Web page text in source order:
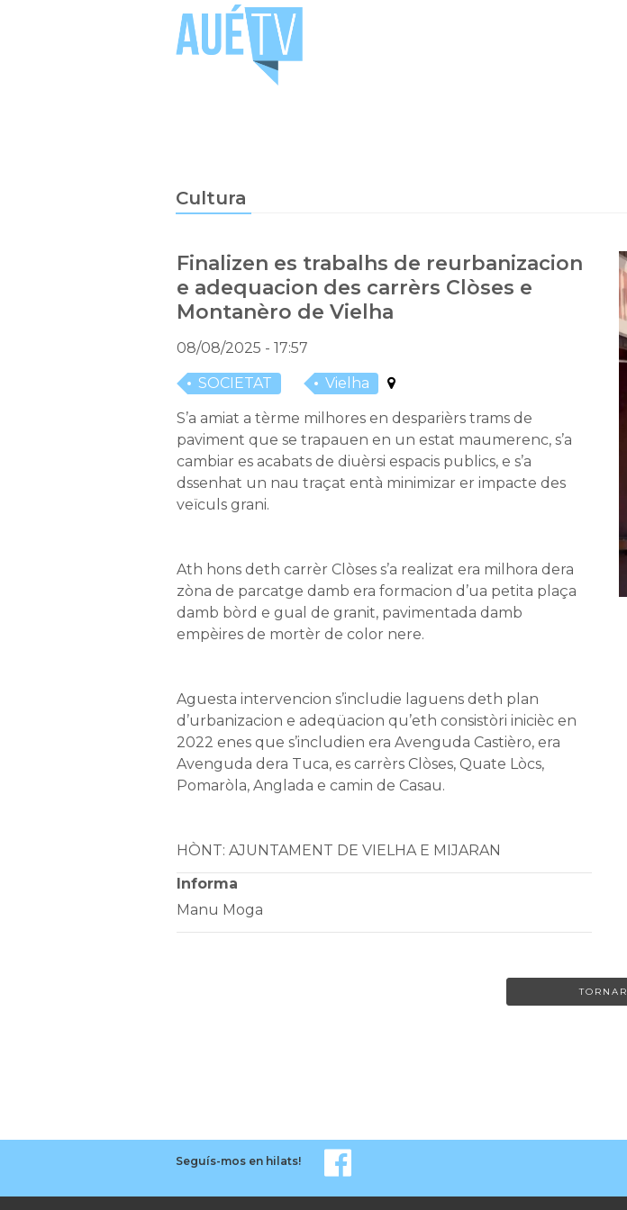
Cultura
Finalizen es trabalhs de reurbanizacion
e adequacion des carrèrs Clòses e
Montanèro de Vielha
08/08/2025 - 17:57
SOCIETAT Vielha
S’a amiat a tèrme milhores en desparièrs trams de
paviment que se trapauen en un estat maumerenc, s’a
cambiar es acabats de diuèrsi espacis publics, e s’a
dssenhat un nau traçat entà minimizar er impacte des
veïculs grani.
Ath hons deth carrèr Clòses s’a realizat era milhora dera
zòna de parcatge damb era formacion d’ua petita plaça
damb bòrd e gual de granit, pavimentada damb
empèires de mortèr de color nere.
Aguesta intervencion s’includie laguens deth plan
d’urbanizacion e adeqüacion qu’eth consistòri inicièc en
2022 enes que s’includien era Avenguda Castièro, era
Avenguda dera Tuca, es carrèrs Clòses, Quate Lòcs,
Pomaròla, Anglada e camin de Casau.
HÒNT: AJUNTAMENT DE VIELHA E MIJARAN
Informa
Manu Moga
TORNAR
Seguís-mos en hilats!